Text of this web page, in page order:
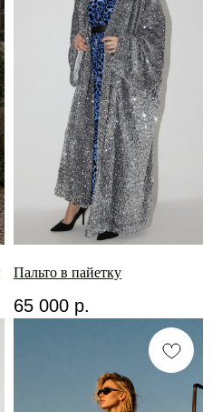
Пальто в пайетку
65 000 р.